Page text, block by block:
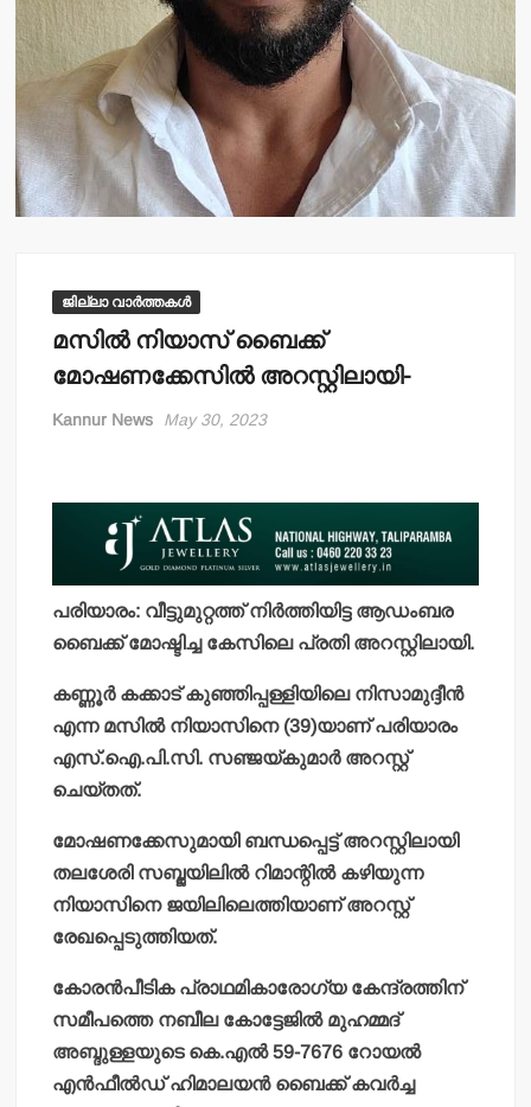
ജില്ലാ വാർത്തകൾ
മസില്‍ നിയാസ് ബൈക്ക്
മോഷണക്കേസില്‍ അറസ്റ്റിലായി-
Kannur News May 30, 2023
പരിയാരം: വീട്ടുമുറ്റത്ത് നിര്‍ത്തിയിട്ട ആഡംബര
ബൈക്ക് മോഷ്ടിച്ച കേസിലെ പ്രതി അറസ്റ്റിലായി.
കണ്ണൂര്‍ കക്കാട് കുഞ്ഞിപ്പള്ളിയിലെ നിസാമുദ്ദീന്‍
എന്ന മസില്‍ നിയാസിനെ (39)യാണ് പരിയാരം
എസ്.ഐ.പി.സി. സഞ്ജയ്കുമാര്‍ അറസ്റ്റ്
ചെയ്തത്.
മോഷണക്കേസുമായി ബന്ധപ്പെട്ട് അറസ്റ്റിലായി
തലശേരി സബ്ജയിലില്‍ റിമാന്റില്‍ കഴിയുന്ന
നിയാസിനെ ജയിലിലെത്തിയാണ് അറസ്റ്റ്
രേഖപ്പെടുത്തിയത്.
കോരന്‍പീടിക പ്രാഥമികാരോഗ്യ കേന്ദ്രത്തിന്
സമീപത്തെ നബീല കോട്ടേജില്‍ മുഹമ്മദ്
അബ്ദുള്ളയുടെ കെ.എല്‍ 59-7676 റോയല്‍
എന്‍ഫീല്‍ഡ് ഹിമാലയന്‍ ബൈക്ക് കവര്‍ച്ച